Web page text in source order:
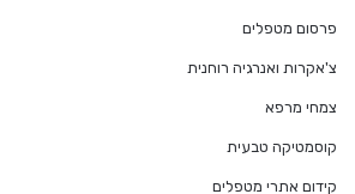
פרסום מטפלים
צ'אקרות ואנרגיה רוחנית
צמחי מרפא
קוסמטיקה טבעית
קידום אתרי מטפלים